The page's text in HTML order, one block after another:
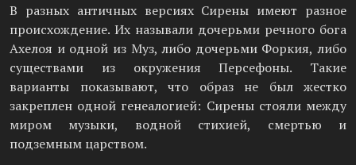
В разных античных версиях Сирены имеют разное
происхождение. Их называли дочерьми речного бога
Ахелоя и одной из Муз, либо дочерьми Форкия, либо
существами из окружения Персефоны. Такие
варианты показывают, что образ не был жестко
закреплен одной генеалогией: Сирены стояли между
миром музыки, водной стихией, смертью и
подземным царством.